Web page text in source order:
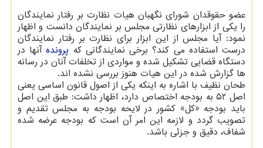
عضو حقوقدان شورای نگهبان هیات نظارت بر رفتار نمایندگان
را یكی از ابزارهای نظارتی مجلس بر نمایندگان دانست و اظهار
نمود: آیا مجلس از این ابزار برای نظارت بر رفتار نمایندگان
درست استفاده می كند؟ برخی نمایندگانی كه پروندهآنها در
دستگاه قضایی تشكیل شده و مواردی از تخلفات آنان در رسانه
ها گزارش شده در این هیات هنوز بررسی نشده اند.
طحان نظیف با اشاره به اینكه یكی از اصول قانون اساسی یعنی
اصل ۵۲ به بودجه اختصاص دارد، اظهار داشت: طبق این اصل
باید بودجه «كل» كشور در لایحه بودجه به مجلس تقدیم و
تصویب گردد و لازمه این امر آن است كه بودجه عرضه شده
شفاف، دقیق و جزئی باشد.